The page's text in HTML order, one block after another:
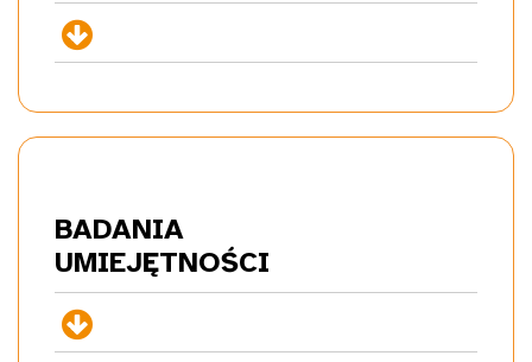
+
BADANIA
UMIEJĘTNOŚCI
+